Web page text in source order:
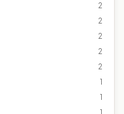
2
2
2
2
2
1
1